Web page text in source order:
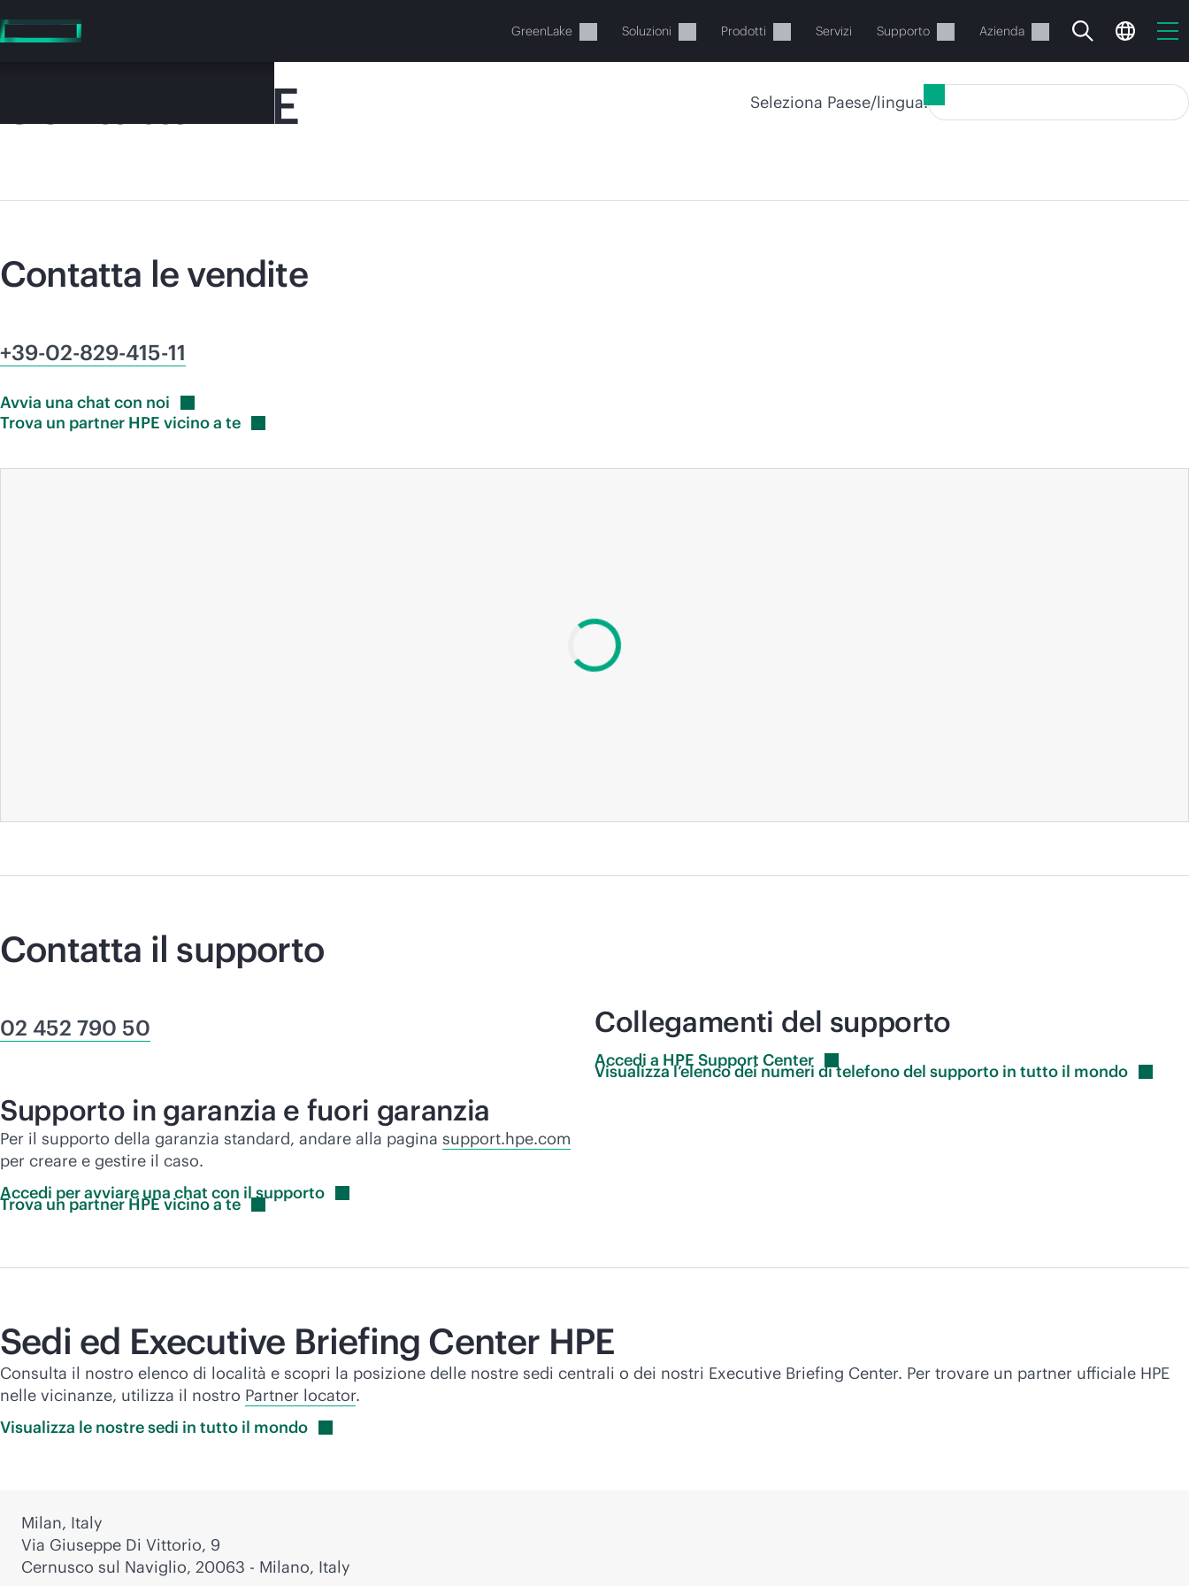
al
contenuto
GreenLake Soluzioni Prodotti Servizi Supporto Azienda
Contatta HPE Seleziona Paese/lingua:
Contatta le vendite
+39-02-829-415-11
Avvia una chat con noi
Trova un partner HPE vicino a te
Contatta il supporto
02 452 790 50
Supporto in garanzia e fuori garanzia
Per il supporto della garanzia standard, andare alla pagina support.hpe.com
per creare e gestire il caso.
Accedi per avviare una chat con ilsupporto
Trova un partner HPE vicino ate
Collegamenti del supporto
Accedi a HPE Support Center
Visualizza l’elenco dei numeri di telefono del supporto in tutto il mondo
Sedi ed Executive Briefing Center HPE
Consulta il nostro elenco di località e scopri la posizione delle nostre sedi centrali o dei nostri Executive Briefing Center. Per trovare un partner ufficiale HPE
nelle vicinanze, utilizza il nostro Partner locator.
Visualizza le nostre sedi in tutto il mondo
Milan, Italy
Via Giuseppe Di Vittorio, 9
Cernusco sul Naviglio, 20063 - Milano, Italy